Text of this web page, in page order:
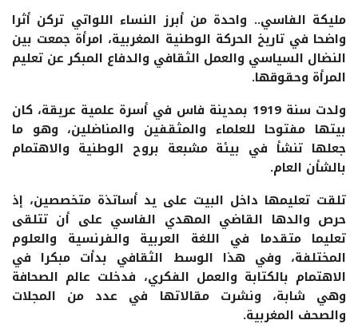
مليكة الفاسي.. واحدة من أبرز النساء اللواتي تركن أثرا
واضحا في تاريخ الحركة الوطنية المغربية، امرأة جمعت بين
النضال السياسي والعمل الثقافي والدفاع المبكر عن تعليم
المرأة وحقوقها.
ولدت سنة 1919 بمدينة فاس في أسرة علمية عريقة، كان
بيتها مفتوحا للعلماء والمثقفين والمناضلين، وهو ما
جعلها تنشأ في بيئة مشبعة بروح الوطنية والاهتمام
بالشأن العام.
تلقت تعليمها داخل البيت على يد أساتذة متخصصين، إذ
حرص والدها القاضي المهدي الفاسي على أن تتلقى
تعليما متقدما في اللغة العربية والفرنسية والعلوم
المختلفة، وفي هذا الوسط الثقافي بدأت مبكرا في
الاهتمام بالكتابة والعمل الفكري، فدخلت عالم الصحافة
وهي شابة، ونشرت مقالاتها في عدد من المجلات
والصحف المغربية.